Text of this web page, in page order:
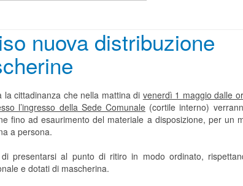
nuova distribuzione
la cittadinanza che nella mattina di venerdì 1 maggio dalle
l’ingresso della Sede Comunale (cortile interno)
fino ad esaurimento del materiale a disposizione, per un
a persona.
presentarsi al punto di ritiro in modo ordinato,
e dotati di mascherina.